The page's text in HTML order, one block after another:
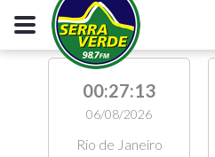
00:27:14
06/08/2026
Rio de Janeiro